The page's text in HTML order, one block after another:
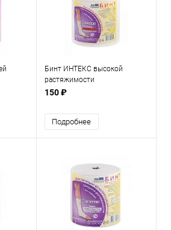
Бинт ИНТЕКС высокой
растяжимости
150 ₽
Подробнее